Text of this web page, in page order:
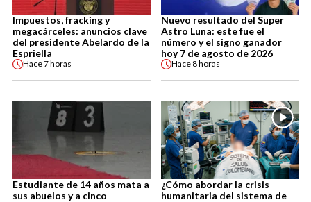
Impuestos, fracking y
megacárceles: anuncios clave
del presidente Abelardo de la
Espriella
Hace7 horas
Nuevo resultado del Super
Astro Luna: este fue el
número y el signo ganador
hoy 7 de agosto de 2026
Hace8 horas
Estudiante de 14 años mata a
sus abuelos y a cinco
¿Cómo abordar la crisis
humanitaria del sistema de